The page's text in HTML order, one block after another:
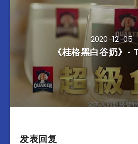
2020-12-05
《桂格黑白谷奶》-
发表回复